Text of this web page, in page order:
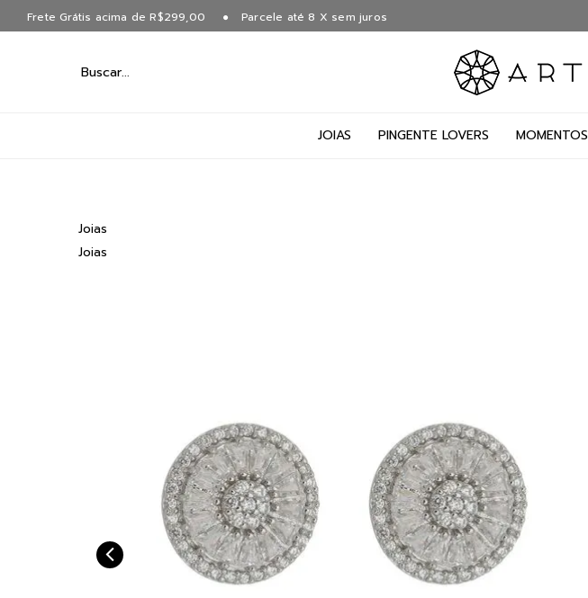
Frete Grátis acima de R$299,00 Parcele até 8 X sem juros
JOIAS PINGENTE LOVERS MOMENTOS
Joias
Joias